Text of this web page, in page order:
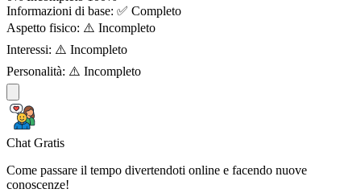
Informazioni di base: ✅ Completo
Aspetto fisico: ⚠️ Incompleto
Interessi: ⚠️ Incompleto
Personalità: ⚠️ Incompleto
Chat Gratis
Come passare il tempo divertendoti online e facendo nuove
conoscenze!